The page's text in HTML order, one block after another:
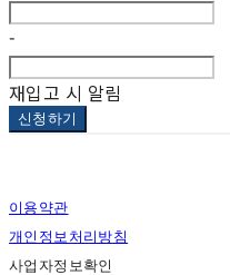
-
재입고 시 알림
신청하기
이용약관
개인정보처리방침
사업자정보확인